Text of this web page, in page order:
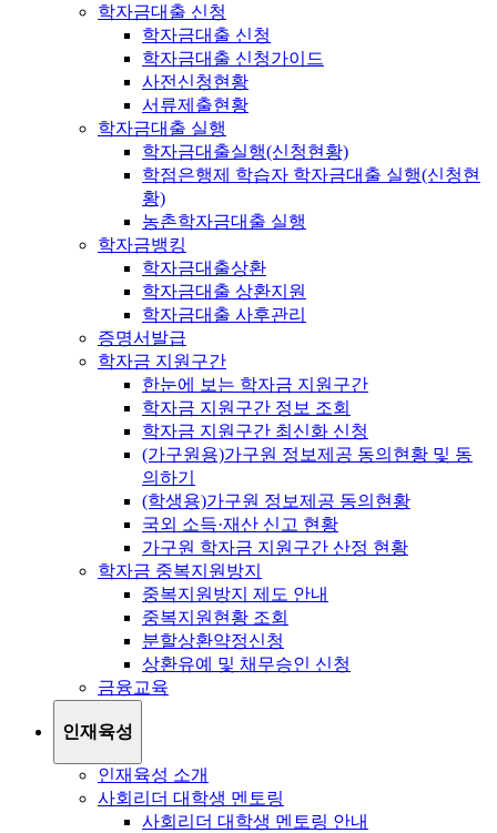
학자금대출 신청
학자금대출 신청
학자금대출 신청가이드
사전신청현황
서류제출현황
학자금대출 실행
학자금대출실행(신청현황)
학점은행제 학습자 학자금대출 실행(신청현
황)
농촌학자금대출 실행
학자금뱅킹
학자금대출상환
학자금대출 상환지원
학자금대출 사후관리
증명서발급
학자금 지원구간
한눈에 보는 학자금 지원구간
학자금 지원구간 정보 조회
학자금 지원구간 최신화 신청
(가구원용)가구원 정보제공 동의현황 및 동
의하기
(학생용)가구원 정보제공 동의현황
국외 소득·재산 신고 현황
가구원 학자금 지원구간 산정 현황
학자금 중복지원방지
중복지원방지 제도 안내
중복지원현황 조회
분할상환약정신청
상환유예 및 채무승인 신청
금융교육
인재육성
인재육성 소개
사회리더 대학생 멘토링
사회리더 대학생 멘토링 안내